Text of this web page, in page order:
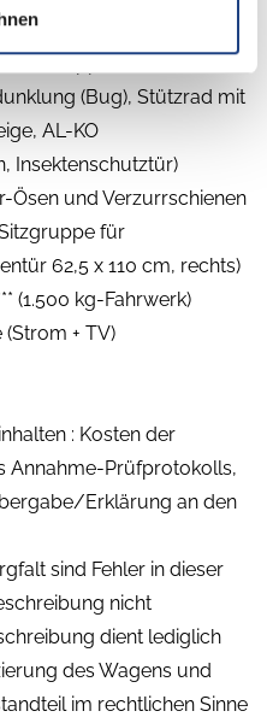
Kipp) 96 x 65 cm, mit
(Bug), Stützrad mit
AL-KO
Insektenschutztür)
Ösen und Verzurrschienen
für
62,5 x 110 cm, rechts)
(1.500 kg-Fahrwerk)
+ TV)
: Kosten der
Annahme-Prüfprotokolls,
Erklärung an den
sind Fehler in dieser
nicht
dient lediglich
des Wagens und
im rechtlichen Sinne